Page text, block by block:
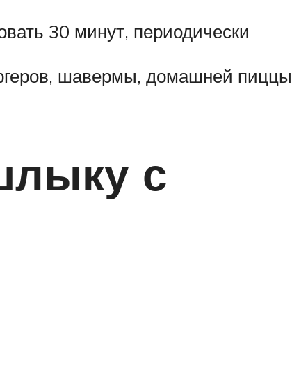
30 минут, периодически
шавермы, домашней пиццы
с